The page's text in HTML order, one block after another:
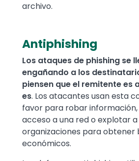
archivo.
Antiphishing
Los ataques de phishing se
engañando a los
piensen que el remitente es
es. Los atacantes usan esta
favor para robar
acceso a una red o explotar a
organizaciones para obtener
económicos.